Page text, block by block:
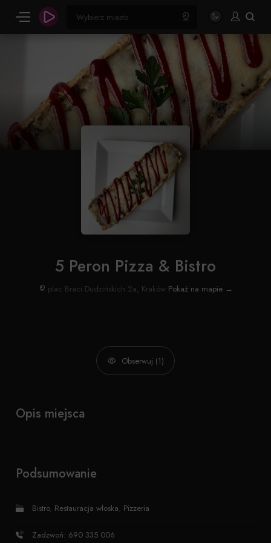
5 Peron Pizza & Bistro
plac Braci Dudzińskich 2a, Kraków Pokaż na mapie →
Obserwuj (1)
Opis miejsca
Podsumowanie
Bistro, Restauracja włoska, Pizzeria
Zadzwoń: 690 335 006